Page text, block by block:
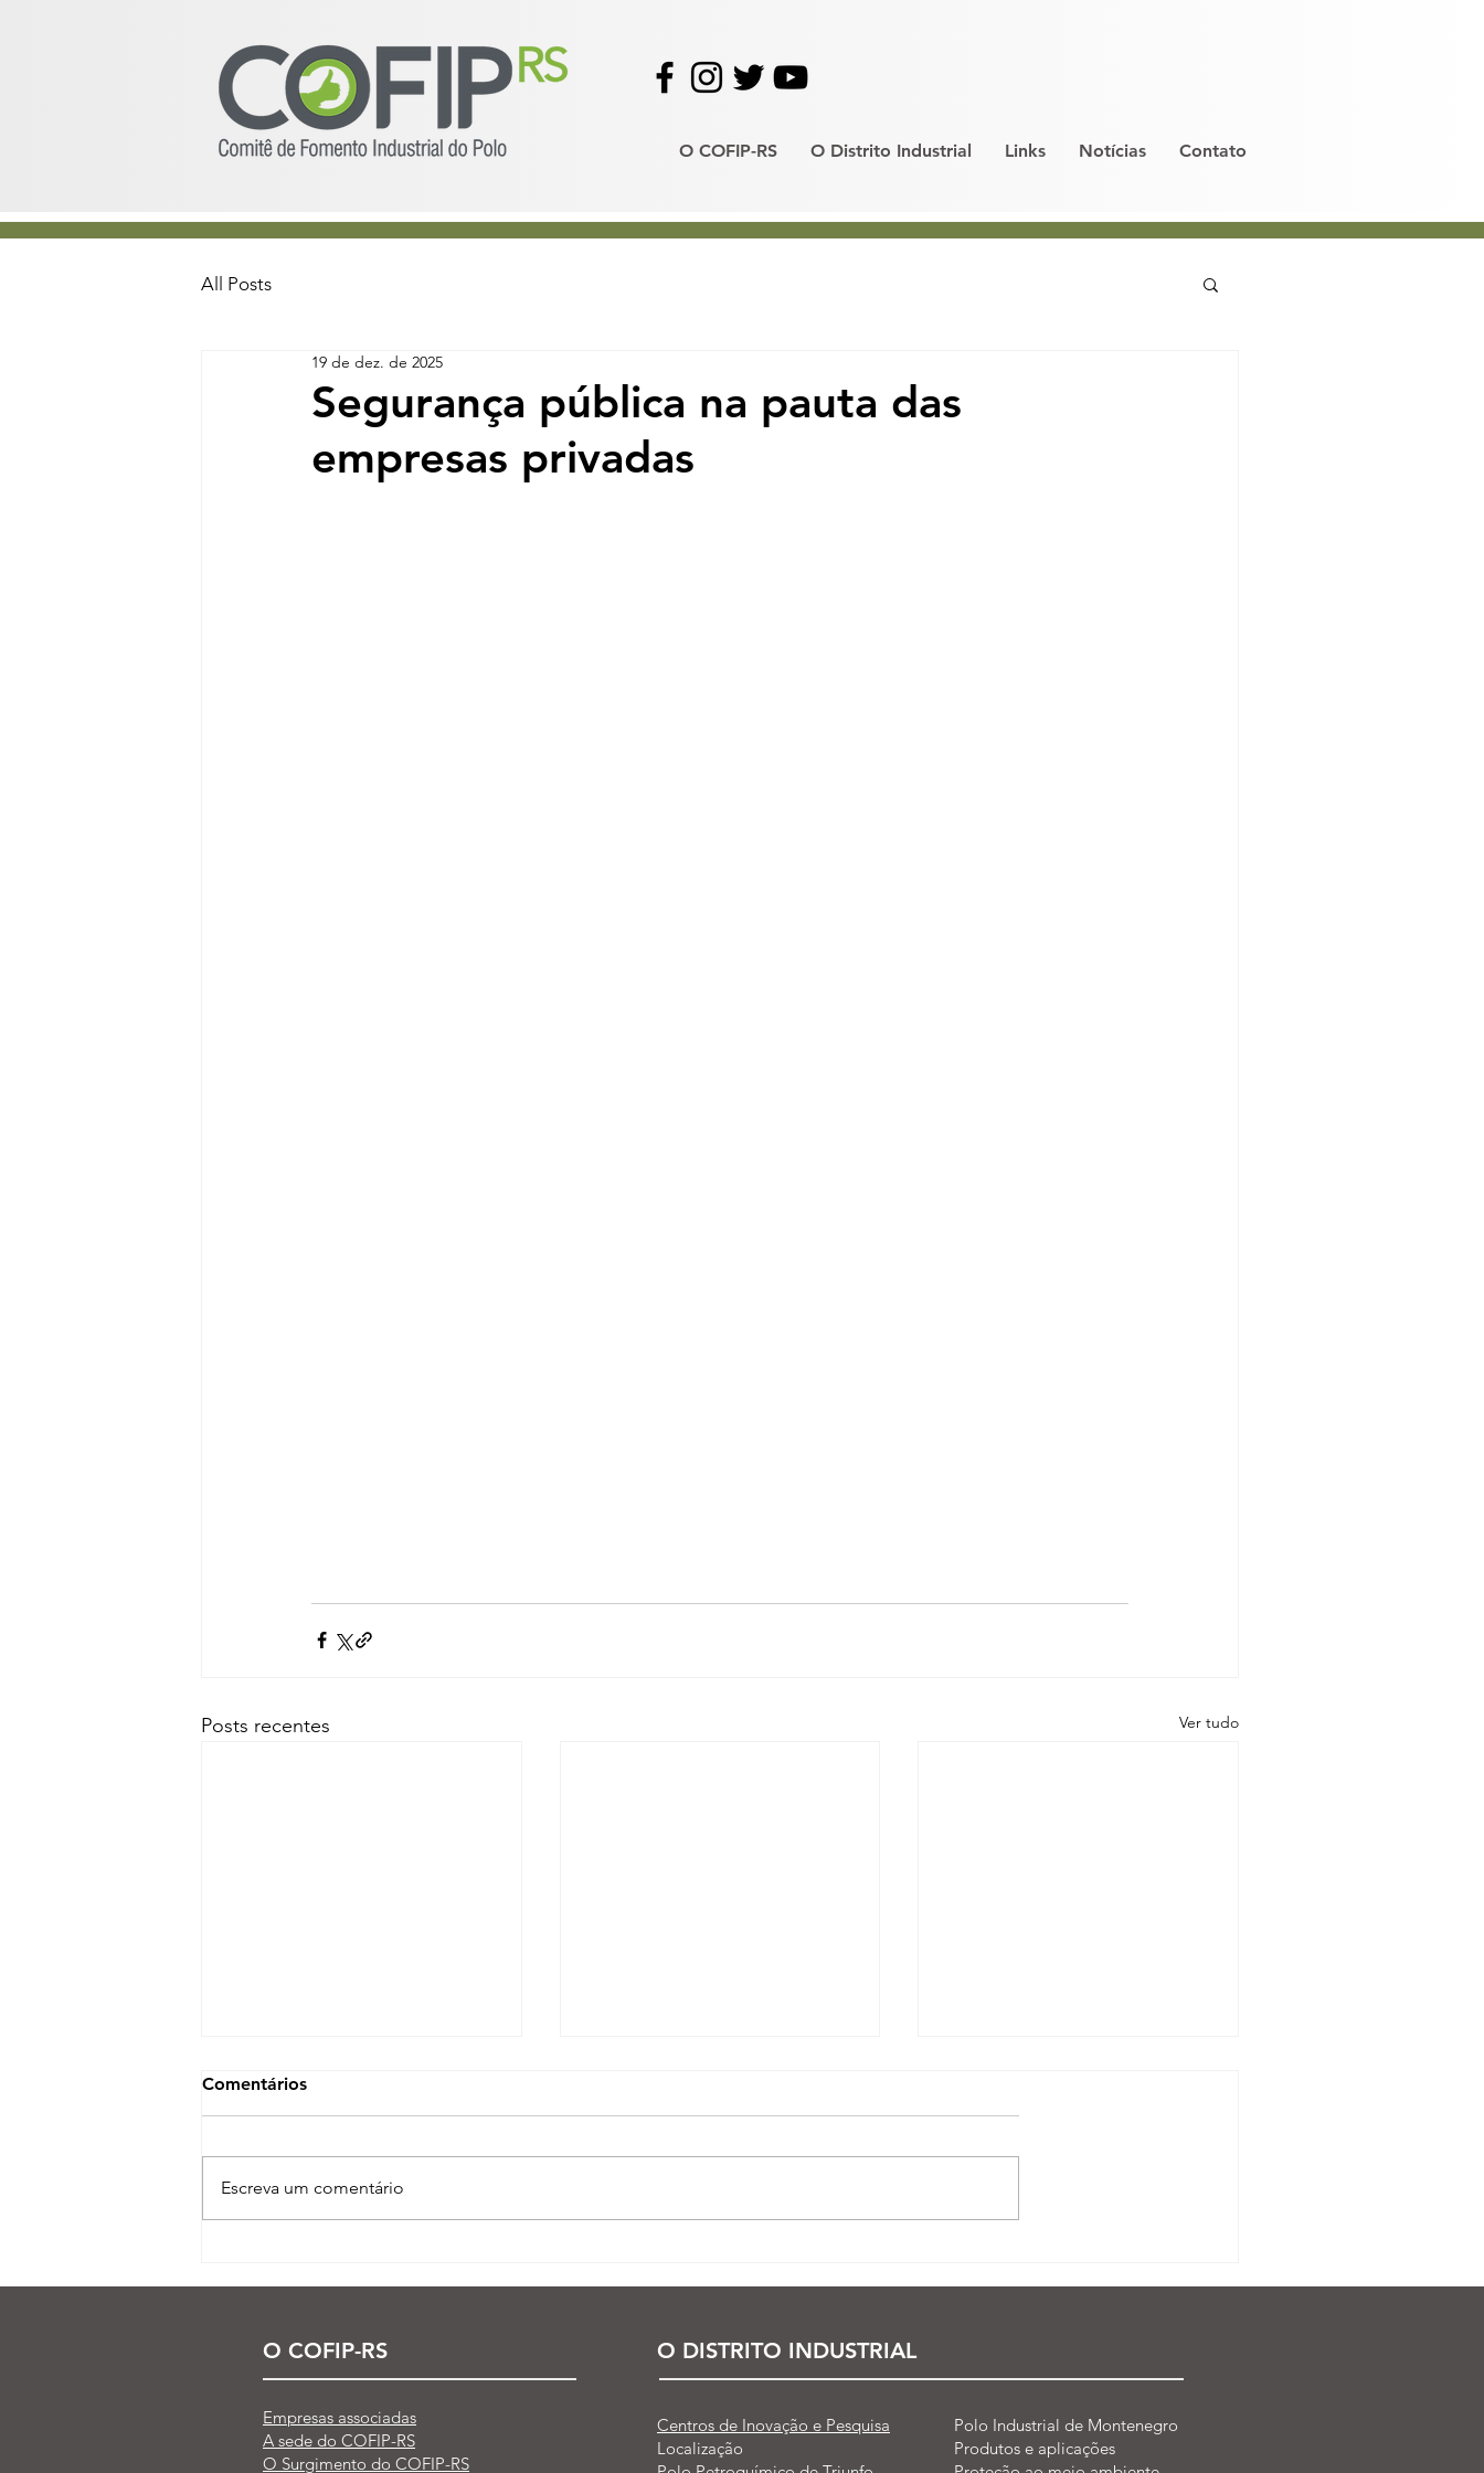
O COFIP-RS O Distrito Industrial Links Notícias Contato
All Posts
Segurança pública na pauta das
empresas privadas
19 de dez. de 2025
Posts recentes Ver tudo
Técnico em Petroquímica |
Paralímpico!
simulado do Plano de
Comentários
Escreva um comentário
O COFIP-RS
Empresas associadas
A sede do COFIP-RS
O Surgimento do COFIP-RS
O DISTRITO INDUSTRIAL
Centros de Inovação e Pesquisa
Localização
Polo Industrial de Montenegro
Produtos e aplicações